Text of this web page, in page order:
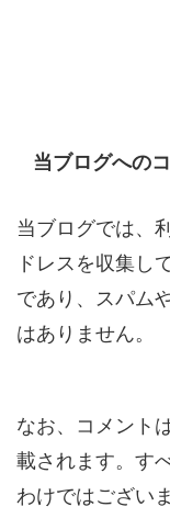
当ブログへの
当ブログでは、
ドレスを収集し
であり、スパム
はありません。
なお、コメント
載されます。す
わけではござい